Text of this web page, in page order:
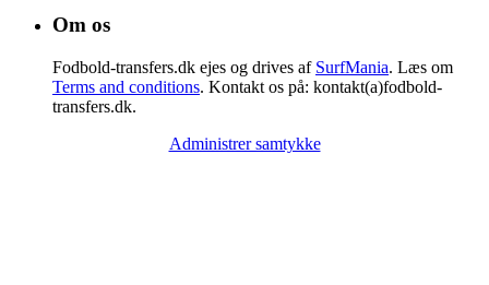
Om os
Fodbold-transfers.dk ejes og drives af SurfMania. Læs om
Terms and conditions. Kontakt os på: kontakt(a)fodbold-
transfers.dk.
Administrer samtykke